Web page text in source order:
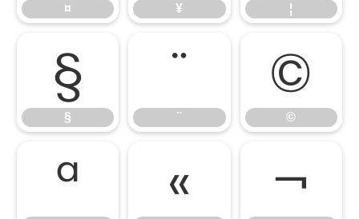
¤ ¥ ¦
§
§
¨
¨
©
©
ª « ¬